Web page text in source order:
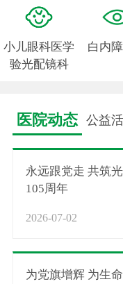
小儿眼科医学
验光配镜科
白内
医院动态 公益
永远跟党走 共筑光明梦——庆祝中国共产党成立
105周年
2026-07-02
为党旗增辉 为生